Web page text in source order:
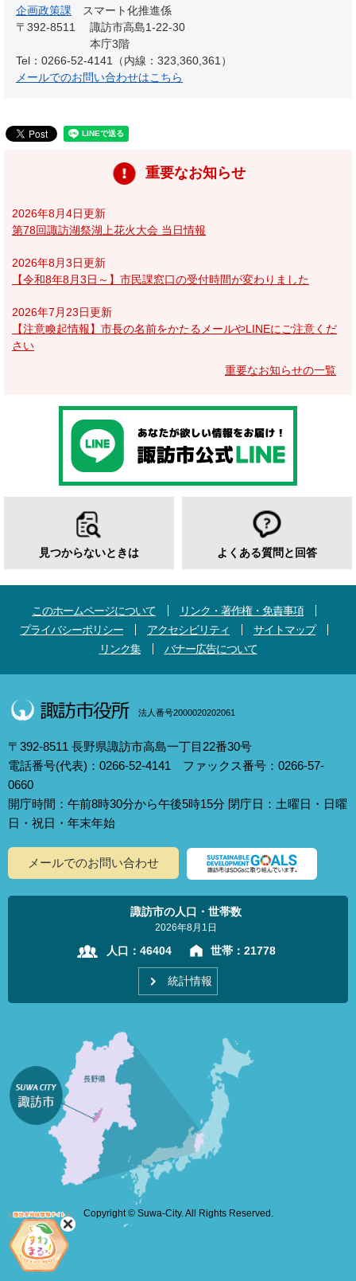
企画政策課
スマート化推進係
〒392-8511
諏訪市高島1-22-30
本庁3階
Tel：0266-52-4141（内線：323,360,361）
メールでのお問い合わせはこちら
重要なお知らせ
2026年8月4日更新
第78回諏訪湖祭湖上花火大会 当日情報
2026年8月3日更新
【令和8年8月3日～】市民課窓口の受付時間が変わりました
2026年7月23日更新
【注意喚起情報】市長の名前をかたるメールやLINEにご注意くだ
さい
重要なお知らせの一覧
見つからないときは よくある質問と回答
このホームページについて
リンク・著作権・免責事項
プライバシーポリシー
アクセシビリティ
サイトマップ
リンク集
バナー広告について
法人番号2000020202061
〒392-8511 長野県諏訪市高島一丁目22番30号
電話番号(代表)：0266-52-4141 ファックス番号：0266-57-
0660
開庁時間：午前8時30分から午後5時15分 閉庁日：土曜日・日曜
日・祝日・年末年始
メールでのお問い合わせ
諏訪市の人口・世帯数
2026年8月1日
人口： 46404 世帯： 21778
統計情報
Copyright © Suwa-City. All Rights Reserved.